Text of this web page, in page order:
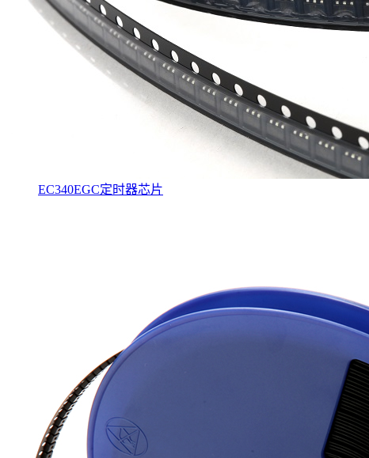
EC340EGC定时器芯片